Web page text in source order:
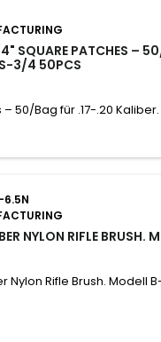
SQUARE PATCHES –
3/4 50PCS
50/Bag für .17-.20 Kaliber.
6.5N
NYLON RIFLE BRUSH.
Nylon Rifle Brush. Modell